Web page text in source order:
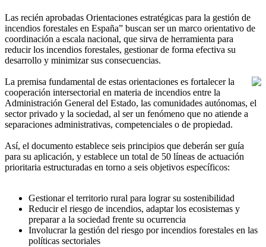
Las recién aprobadas Orientaciones estratégicas para la gestión de
incendios forestales en España” buscan ser un marco orientativo de
coordinación a escala nacional, que sirva de herramienta para
reducir los incendios forestales, gestionar de forma efectiva su
desarrollo y minimizar sus consecuencias.
La premisa fundamental de estas orientaciones es fortalecer la
cooperación intersectorial en materia de incendios entre la
Administración General del Estado, las comunidades autónomas, el
sector privado y la sociedad, al ser un fenómeno que no atiende a
separaciones administrativas, competenciales o de propiedad.
Así, el documento establece seis principios que deberán ser guía
para su aplicación, y establece un total de 50 líneas de actuación
prioritaria estructuradas en torno a seis objetivos específicos:
Gestionar el territorio rural para lograr su sostenibilidad
Reducir el riesgo de incendios, adaptar los ecosistemas y
preparar a la sociedad frente su ocurrencia
Involucrar la gestión del riesgo por incendios forestales en las
políticas sectoriales